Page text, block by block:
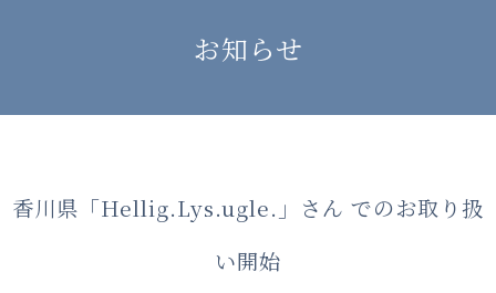
お知らせ
香川県「Hellig.Lys.ugle.」さん でのお取り扱
い開始